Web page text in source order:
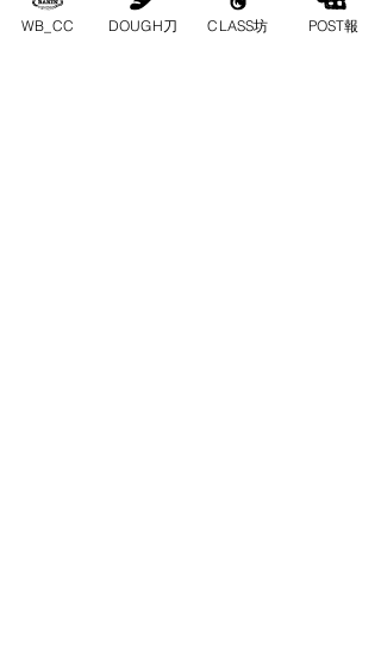
WB_CC DOUGH刀 CLASS坊 POST報